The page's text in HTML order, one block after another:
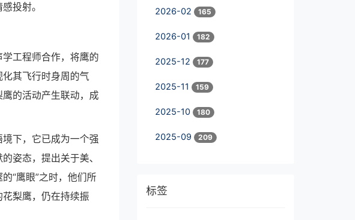
投射。
工程师合作，将鹰的
其飞行时身周的气
的活动产生联动，成
下，它已成为一个强
姿态，提出关于美、
“鹰眼”之时，他们所
梨鹰，仍在持续振
2026-02 165
2026-01 182
2025-12 177
2025-11 159
2025-10 180
2025-09 209
标签